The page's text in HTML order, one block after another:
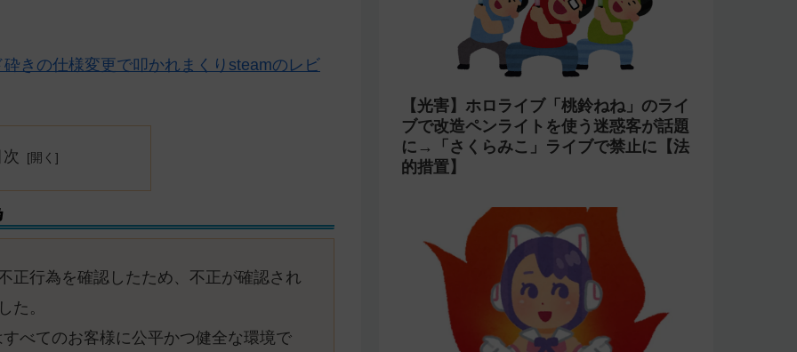
きの仕様変更で叩かれまくりsteamのレビ
正行為を確認したため、不正が確認され
た。
べてのお客様に公平かつ健全な環境で
【光害】ホロライブ「桃鈴ねね」のライ
ブで改造ペンライトを使う迷惑客が話題
に→「さくらみこ」ライブで禁止に【法
的措置】